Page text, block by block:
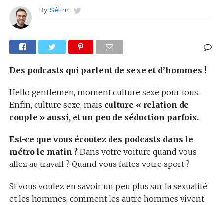
By Sélim
Des podcasts qui parlent de sexe et d’hommes !
Hello gentlemen, moment culture sexe pour tous.
Enfin, culture sexe, mais culture « relation de
couple » aussi, et un peu de séduction parfois.
Est-ce que vous écoutez des podcasts dans le
métro le matin ?Dans votre voiture quand vous
allez au travail ? Quand vous faites votre sport ?
Si vous voulez en savoir un peu plus sur la sexualité
et les hommes, comment les autre hommes vivent